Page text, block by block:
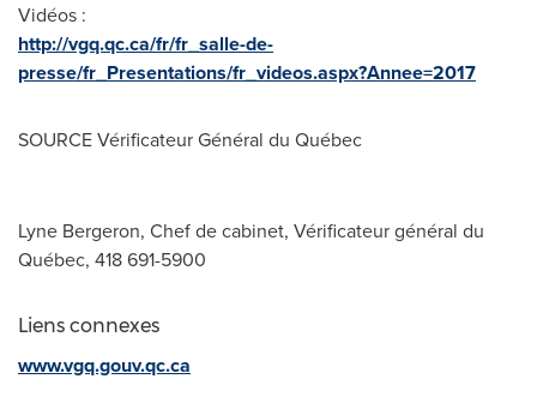
Vidéos :
http://vgq.qc.ca/fr/fr_salle-de-
presse/fr_Presentations/fr_videos.aspx?Annee=2017
SOURCE Vérificateur Général du Québec
Lyne Bergeron, Chef de cabinet, Vérificateur général du
Québec, 418 691-5900
Liens connexes
www.vgq.gouv.qc.ca